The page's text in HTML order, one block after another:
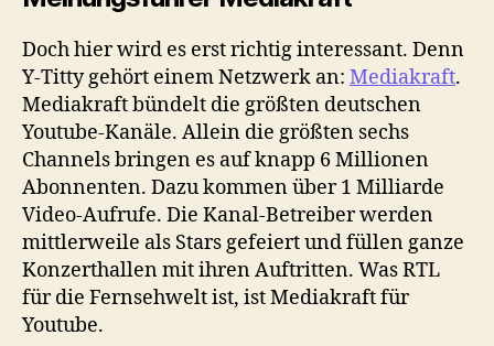
Doch hier wird es erst richtig interessant. Denn
Y-Titty gehört einem Netzwerk an: Mediakraft.
Mediakraft bündelt die größten deutschen
Youtube-Kanäle. Allein die größten sechs
Channels bringen es auf knapp 6 Millionen
Abonnenten. Dazu kommen über 1 Milliarde
Video-Aufrufe. Die Kanal-Betreiber werden
mittlerweile als Stars gefeiert und füllen ganze
Konzerthallen mit ihren Auftritten. Was RTL
für die Fernsehwelt ist, ist Mediakraft für
Youtube.